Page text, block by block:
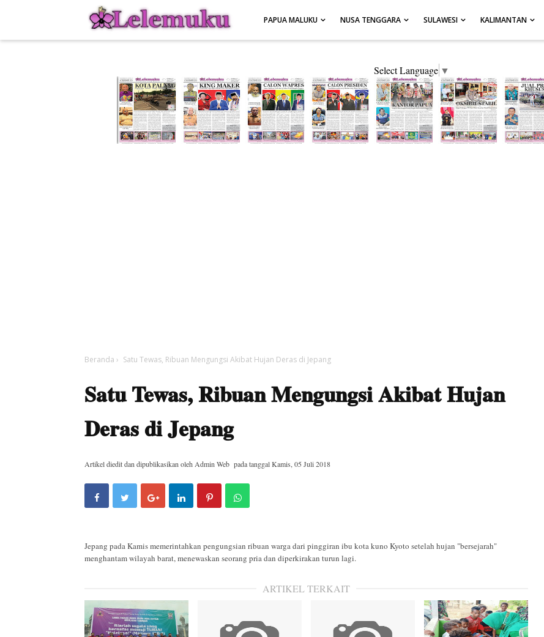
PAPUA MALUKU NUSA TENGGARA SULAWESI KALIMANTAN
Select Language ▼
Beranda › Satu Tewas, Ribuan Mengungsi Akibat Hujan Deras di Jepang
Satu Tewas, Ribuan Mengungsi Akibat Hujan
Deras di Jepang
Artikel diedit dan dipublikasikan oleh Admin Web pada tanggalKamis, 05 Juli 2018
Jepang pada Kamis memerintahkan pengungsian ribuan warga dari pinggiran ibu kota kuno Kyoto setelah hujan "bersejarah"
menghantam wilayah barat, menewaskan seorang pria dan diperkirakan turun lagi.
ARTIKEL TERKAIT